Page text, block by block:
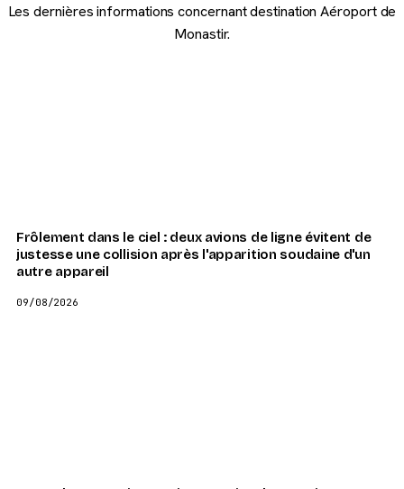
Les dernières informations concernant destination Aéroport de
Monastir.
Frôlement dans le ciel : deux avions de ligne évitent de
justesse une collision après l'apparition soudaine d'un
autre appareil
09/08/2026